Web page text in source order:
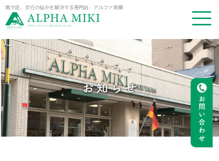
靴や足、歩行の悩みを解決する専門店・アルファ美輝
お問い合わせ
お知らせ